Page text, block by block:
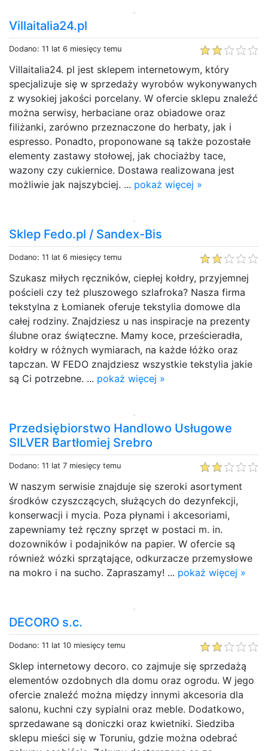
Villaitalia24.pl
Dodano: 11 lat 6 miesięcy temu
Villaitalia24. pl jest sklepem internetowym, który
specjalizuje się w sprzedaży wyrobów wykonywanych
z wysokiej jakości porcelany. W ofercie sklepu znaleźć
można serwisy, herbaciane oraz obiadowe oraz
filiżanki, zarówno przeznaczone do herbaty, jak i
espresso. Ponadto, proponowane są także pozostałe
elementy zastawy stołowej, jak chociażby tace,
wazony czy cukiernice. Dostawa realizowana jest
możliwie jak najszybciej. ... pokaż więcej »
Sklep Fedo.pl / Sandex-Bis
Dodano: 11 lat 6 miesięcy temu
Szukasz miłych ręczników, ciepłej kołdry, przyjemnej
pościeli czy też pluszowego szlafroka? Nasza firma
tekstylna z Łomianek oferuje tekstylia domowe dla
całej rodziny. Znajdziesz u nas inspiracje na prezenty
ślubne oraz świąteczne. Mamy koce, prześcieradła,
kołdry w różnych wymiarach, na każde łóżko oraz
tapczan. W FEDO znajdziesz wszystkie tekstylia jakie
są Ci potrzebne. ... pokaż więcej »
Przedsiębiorstwo Handlowo Usługowe
SILVER Bartłomiej Srebro
Dodano: 11 lat 7 miesięcy temu
W naszym serwisie znajduje się szeroki asortyment
środków czyszczących, służących do dezynfekcji,
konserwacji i mycia. Poza płynami i akcesoriami,
zapewniamy też ręczny sprzęt w postaci m. in.
dozowników i podajników na papier. W ofercie są
również wózki sprzątające, odkurzacze przemysłowe
na mokro i na sucho. Zapraszamy! ... pokaż więcej »
DECORO s.c.
Dodano: 11 lat 10 miesięcy temu
Sklep internetowy decoro. co zajmuje się sprzedażą
elementów ozdobnych dla domu oraz ogrodu. W jego
ofercie znaleźć można między innymi akcesoria dla
salonu, kuchni czy sypialni oraz meble. Dodatkowo,
sprzedawane są doniczki oraz kwietniki. Siedziba
sklepu mieści się w Toruniu, gdzie można odebrać